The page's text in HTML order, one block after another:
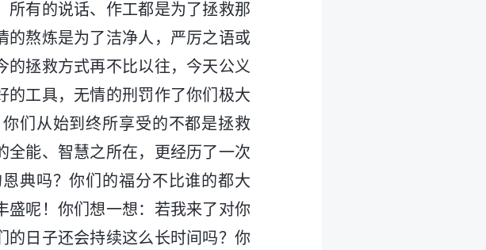
所有的说话、作工都是为了拯救那
的熬炼是为了洁净人，严厉之语或
拯救方式再不比以往，今天公义
的工具，无情的刑罚作了你们极大
们从始到终所享受的不都是拯救
全能、智慧之所在，更经历了一次
典吗？你们的福分不比谁的都大
盛呢！你们想一想：若我来了对你
的日子还会持续这么长时间吗？你